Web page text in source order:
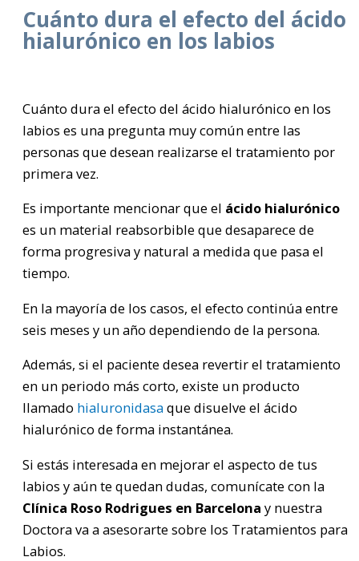
Cuánto dura el efecto del ácido
hialurónico en los labios
Cuánto dura el efecto del ácido hialurónico en los
labios es una pregunta muy común entre las
personas que desean realizarse el tratamiento por
primera vez.
Es importante mencionar que el ácido hialurónico
es un material reabsorbible que desaparece de
forma progresiva y natural a medida que pasa el
tiempo.
En la mayoría de los casos, el efecto continúa entre
seis meses y un año dependiendo de la persona.
Además, si el paciente desea revertir el tratamiento
en un periodo más corto, existe un producto
llamado hialuronidasaque disuelve el ácido
hialurónico de forma instantánea.
Si estás interesada en mejorar el aspecto de tus
labios y aún te quedan dudas, comunícate con la
Clínica Roso Rodrigues en Barcelona y nuestra
Doctora va a asesorarte sobre los Tratamientos para
Labios.